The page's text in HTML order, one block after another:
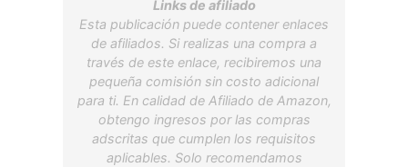
Links de afiliado
Esta publicación puede contener enlaces
de afiliados. Si realizas una compra a
través de este enlace, recibiremos una
pequeña comisión sin costo adicional
para ti. En calidad de Afiliado de Amazon,
obtengo ingresos por las compras
adscritas que cumplen los requisitos
aplicables. Solo recomendamos